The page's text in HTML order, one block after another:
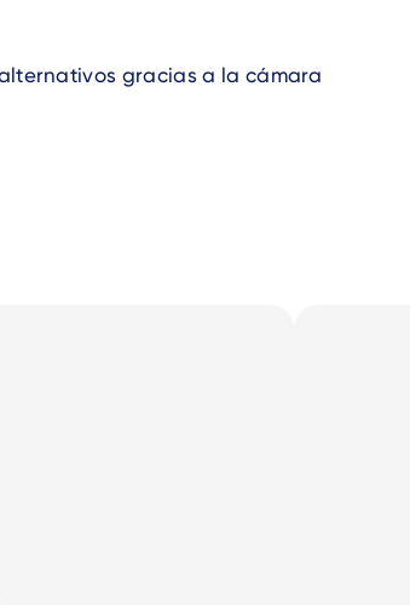
gracias a la cámara